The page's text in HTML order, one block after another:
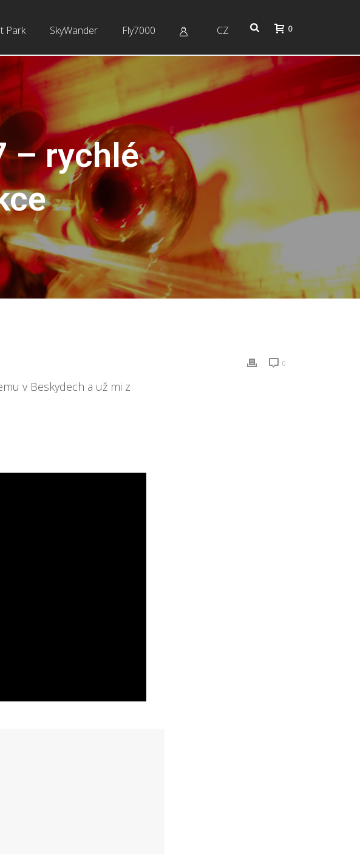
Park SkyWander Fly7000 CZ 0
– rychlé
0
v Beskydech a už mi z